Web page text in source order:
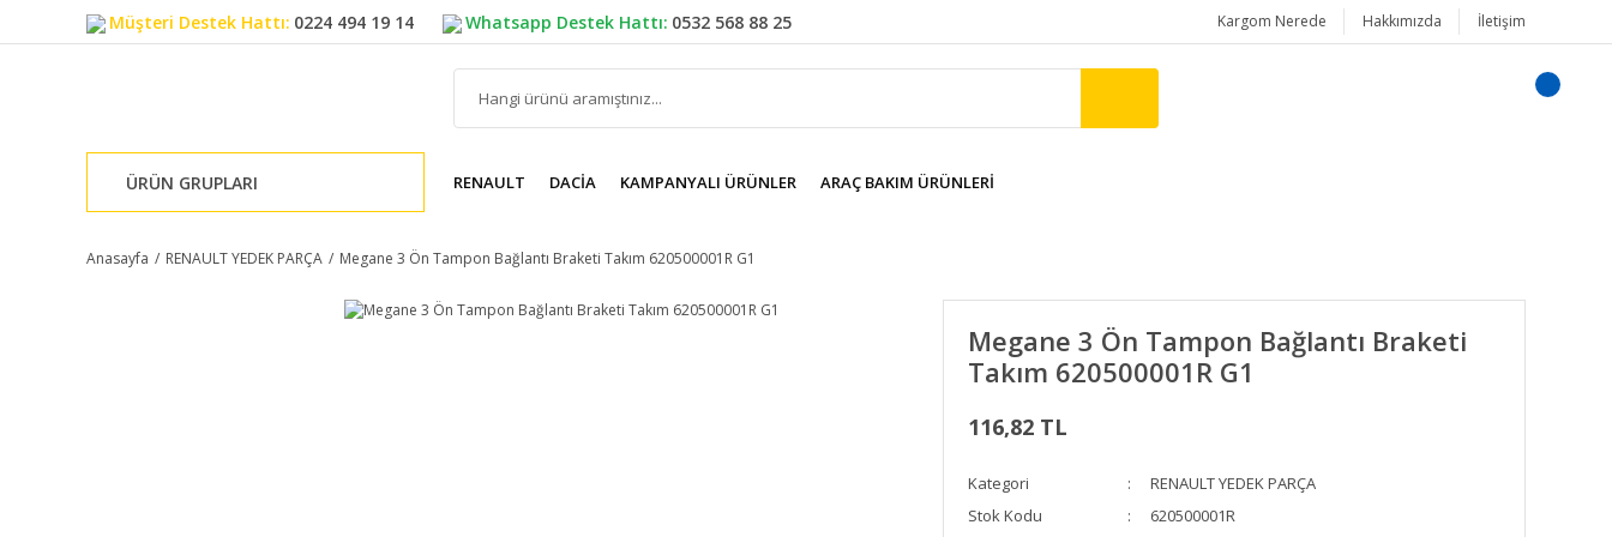
Müşteri Destek Hattı: 0224 494 19 14 Whatsapp Destek Hattı: 0532 568 88 25 Kargom Nerede Hakkımızda İletişim
ÜRÜN GRUPLARI RENAULT DACIA KAMPANYALI ÜRÜNLER ARAÇ BAKIM ÜRÜNLERI
Anasayfa RENAULT YEDEK PARÇA Megane 3 Ön Tampon Bağlantı Braketi Takım 620500001R G1
Megane 3 Ön Tampon Bağlantı Braketi
Takım 620500001R G1
116,82 TL
Kategori
RENAULT YEDEK PARÇA
Stok Kodu
620500001R